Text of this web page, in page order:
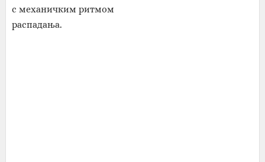
с механичким ритмом
распадања.